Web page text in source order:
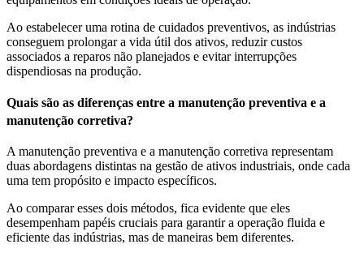
Ao estabelecer uma rotina de cuidados preventivos, as indústrias
conseguem prolongar a vida útil dos ativos, reduzir custos
associados a reparos não planejados e evitar interrupções
dispendiosas na produção.
Quais são as diferenças entre a manutenção preventiva e a
manutenção corretiva?
A manutenção preventiva e a manutenção corretiva representam
duas abordagens distintas na gestão de ativos industriais, onde cada
uma tem propósito e impacto específicos.
Ao comparar esses dois métodos, fica evidente que eles
desempenham papéis cruciais para garantir a operação fluida e
eficiente das indústrias, mas de maneiras bem diferentes.